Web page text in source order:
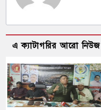
এ ক্যাটাগরির আরো নিউজ